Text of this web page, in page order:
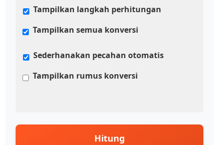
Tampilkan langkah perhitungan
Tampilkan semua konversi
Sederhanakan pecahan otomatis
Tampilkan rumus konversi
Hitung